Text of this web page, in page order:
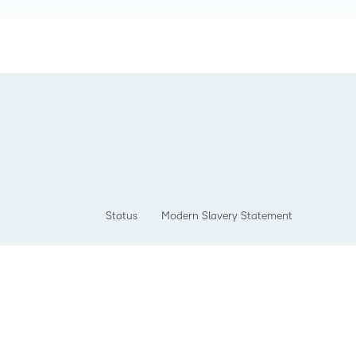
Status
Modern Slavery Statement